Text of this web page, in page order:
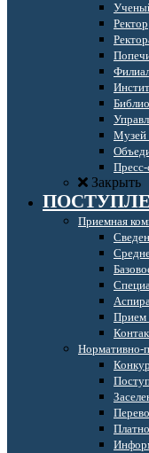
Ректор
Закрыть
Приемная
Нормативно-